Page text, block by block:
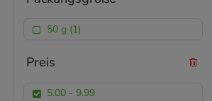
50 g (1)
Preis
5.00 - 9.99